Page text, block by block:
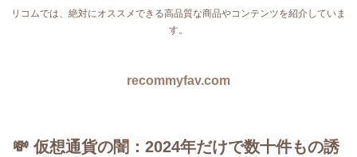
リコムでは、絶対にオススメできる高品質な商品やコンテンツを紹介していま
す。
recommyfav.com
💸 仮想通貨の闇：2024年だけで数十件もの誘